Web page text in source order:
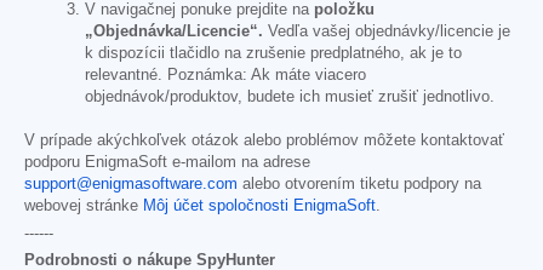
V navigačnej ponuke prejdite na položku
„Objednávka/Licencie“. Vedľa vašej objednávky/licencie je
k dispozícii tlačidlo na zrušenie predplatného, ak je to
relevantné. Poznámka: Ak máte viacero
objednávok/produktov, budete ich musieť zrušiť jednotlivo.
V prípade akýchkoľvek otázok alebo problémov môžete kontaktovať
podporu EnigmaSoft e-mailom na adrese
support@enigmasoftware.com alebo otvorením tiketu podpory na
webovej stránke Môj účet spoločnosti EnigmaSoft.
------
Podrobnosti o nákupe SpyHunter